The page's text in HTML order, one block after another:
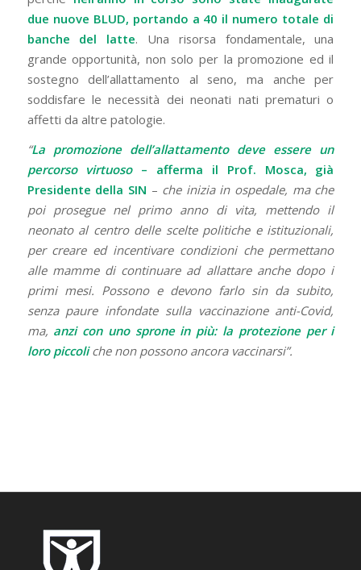
due nuove BLUD, portando a 40 il numero totale di
banche del latte. Una risorsa fondamentale, una
grande opportunità, non solo per la promozione ed il
sostegno dell’allattamento al seno, ma anche per
soddisfare le necessità dei neonati nati prematuri o
affetti da altre patologie.
“La promozione dell’allattamento deve essere un
percorso virtuoso– afferma il Prof. Mosca, già
Presidente della SIN – che inizia in ospedale, ma che
poi prosegue nel primo anno di vita, mettendo il
neonato al centro delle scelte politiche e istituzionali,
per creare ed incentivare condizioni che permettano
alle mamme di continuare ad allattare anche dopo i
primi mesi. Possono e devono farlo sin da subito,
senza paure infondate sulla vaccinazione anti-Covid,
ma, anzi con uno sprone in più: la protezione per i
loro piccoliche non possono ancora vaccinarsi”.